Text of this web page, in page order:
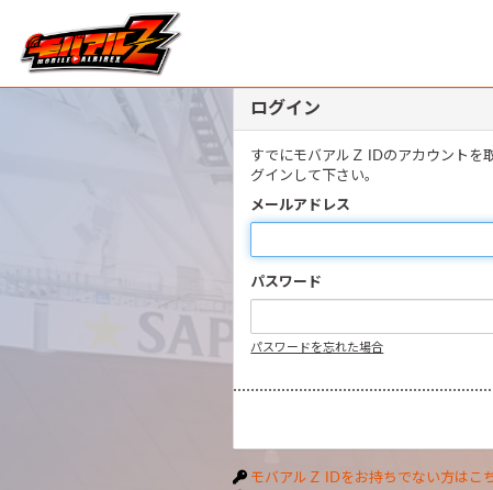
ログイン
すでにモバアルＺ IDのアカウントを
グインして下さい。
メールアドレス
パスワード
パスワードを忘れた場合
モバアルＺ IDをお持ちでない方はこ